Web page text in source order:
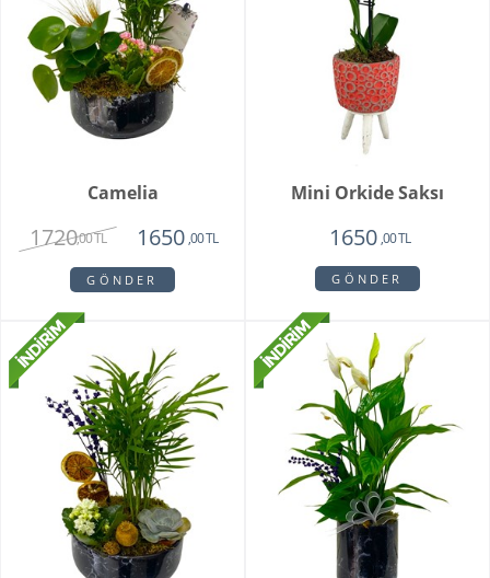
Camelia
1720,00 TL 1650,00 TL
GÖNDER
Mini Orkide Saksı
1650,00 TL
GÖNDER